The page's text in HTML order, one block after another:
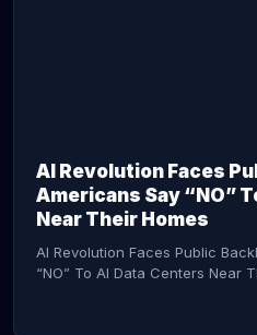
AI Revolution Faces
Americans Say “NO”
Near Their Homes
AI Revolution Faces Public
“NO” To AI Data Centers Near